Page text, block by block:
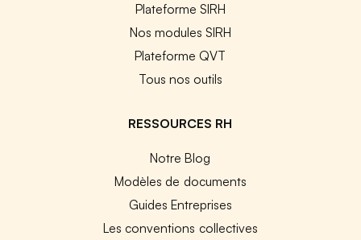
Plateforme SIRH
Nos modules SIRH
Plateforme QVT
Tous nos outils
RESSOURCES RH
Notre Blog
Modèles de documents
Guides Entreprises
Les conventions collectives